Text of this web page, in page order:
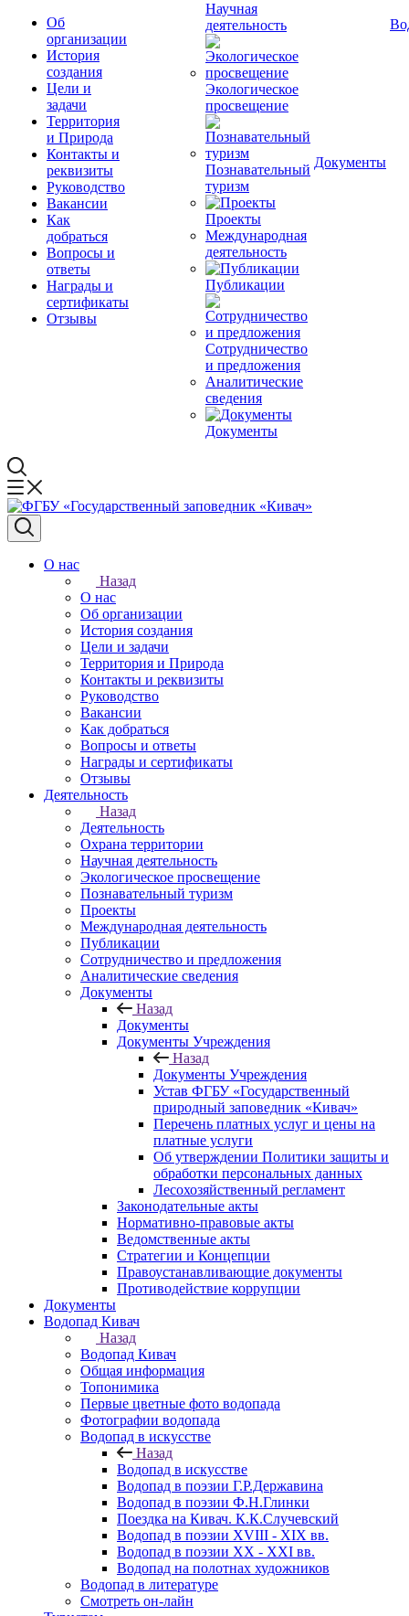
Об
организации
История
создания
Цели и
задачи
Территория
и Природа
Контакты и
реквизиты
Руководство
Вакансии
Как
добраться
Вопросы и
ответы
Награды и
сертификаты
Отзывы
Научная
деятельность
Экологическое
просвещение
Познавательный
туризм
Проекты
Международная
деятельность
Публикации
Сотрудничество
и предложения
Аналитические
сведения
Документы
Документы
О нас
Назад
О нас
Об организации
История создания
Цели и задачи
Территория и Природа
Контакты и реквизиты
Руководство
Вакансии
Как добраться
Вопросы и ответы
Награды и сертификаты
Отзывы
Деятельность
Назад
Деятельность
Охрана территории
Научная деятельность
Экологическое просвещение
Познавательный туризм
Проекты
Международная деятельность
Публикации
Сотрудничество и предложения
Аналитические сведения
Документы
Назад
Документы
Документы Учреждения
Назад
Документы Учреждения
Устав ФГБУ «Государственный
природный заповедник «Кивач»
Перечень платных услуг и цены на
платные услуги
Об утверждении Политики защиты и
обработки персональных данных
Лесохозяйственный регламент
Законодательные акты
Нормативно-правовые акты
Ведомственные акты
Стратегии и Концепции
Правоустанавливающие документы
Противодействие коррупции
Документы
Водопад Кивач
Назад
Водопад Кивач
Общая информация
Топонимика
Первые цветные фото водопада
Фотографии водопада
Водопад в искусстве
Назад
Водопад в искусстве
Водопад в поэзии Г.Р.Державина
Водопад в поэзии Ф.Н.Глинки
Поездка на Кивач. К.К.Случевский
Водопад в поэзии XVIII - XIX вв.
Водопад в поэзии XX - XXI вв.
Водопад на полотнах художников
Водопад в литературе
Смотреть он-лайн